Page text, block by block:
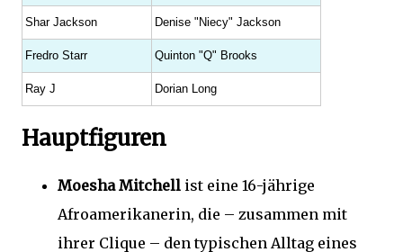
Shar Jackson Denise "Niecy" Jackson
Fredro Starr Quinton "Q" Brooks
Ray J Dorian Long
Hauptfiguren
Moesha Mitchell ist eine 16-jährige
Afroamerikanerin, die – zusammen mit
ihrer Clique – den typischen Alltag eines